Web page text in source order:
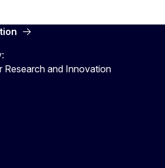
Research and Innovation